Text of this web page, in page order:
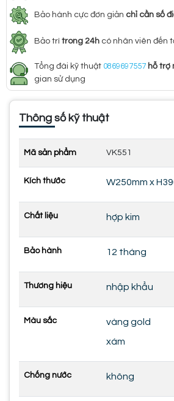
Bảo hành cực đơn giản chỉ cần số
Bảo trì trong 24h có nhân viên đến
Tổng đài kỹ thuật 0869697557 hỗ trợ
gian sử dụng
Thông số kỹ thuật
Mã sản phẩm VK551
Kích thước W250mm x
Chất liệu hợp kim
Bảo hành 12 tháng
Thương hiệu nhập khẩu
Màu sắc
vàng gold
xám
Chống nước không